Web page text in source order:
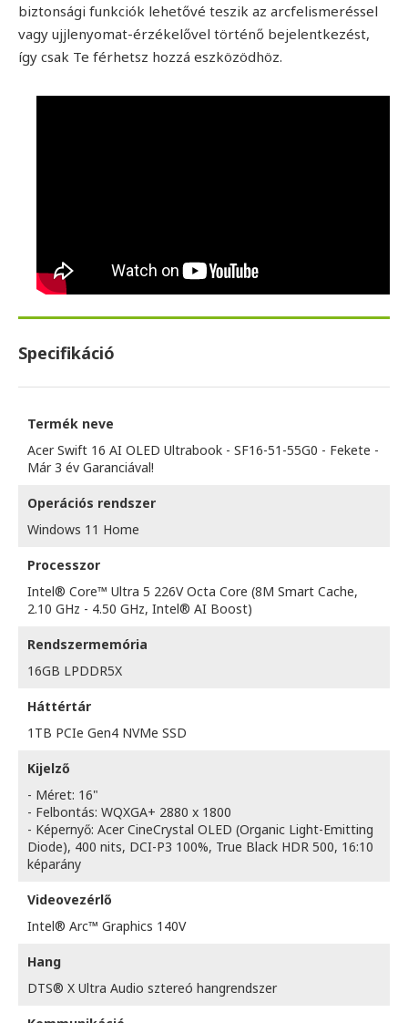
biztonsági funkciók lehetővé teszik az arcfelismeréssel
vagy ujjlenyomat-érzékelővel történő bejelentkezést,
így csak Te férhetsz hozzá eszközödhöz.
Specifikáció
Termék neve
Acer Swift 16 AI OLED Ultrabook - SF16-51-55G0 - Fekete -
Már 3 év Garanciával!
Operációs rendszer
Windows 11 Home
Processzor
Intel® Core™ Ultra 5 226V Octa Core (8M Smart Cache,
2.10 GHz - 4.50 GHz, Intel® AI Boost)
Rendszermemória
16GB LPDDR5X
Háttértár
1TB PCIe Gen4 NVMe SSD
Kijelző
- Méret: 16"
- Felbontás: WQXGA+ 2880 x 1800
- Képernyő: Acer CineCrystal OLED (Organic Light-Emitting
Diode), 400 nits, DCI-P3 100%, True Black HDR 500, 16:10
képarány
Videovezérlő
Intel® Arc™ Graphics 140V
Hang
DTS® X Ultra Audio sztereó hangrendszer